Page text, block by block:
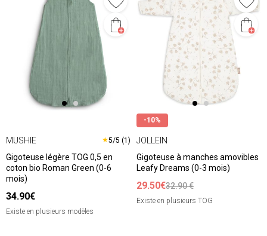
MUSHIE ★5/5 (1)
Gigoteuse légère TOG 0,5 en
coton bio Roman Green (0-6
mois)
34.90€
Existe en plusieurs modèles
-10%
JOLLEIN
Gigoteuse à manches amovibles
Leafy Dreams (0-3 mois)
29.50€32.90 €
Existe en plusieurs TOG